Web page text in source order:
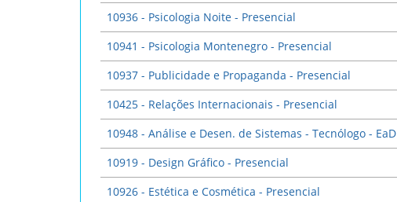
10936 - Psicologia Noite - Presencial
10941 - Psicologia Montenegro - Presencial
10937 - Publicidade e Propaganda - Presencial
10425 - Relações Internacionais - Presencial
10948 - Análise e Desen. de Sistemas - Tecnólogo - EaD
10919 - Design Gráfico - Presencial
10926 - Estética e Cosmética - Presencial